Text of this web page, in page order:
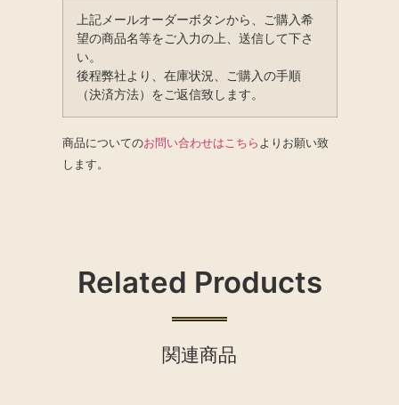
上記メールオーダーボタンから、ご購入希
望の商品名等をご入力の上、送信して下さ
い。
後程弊社より、在庫状況、ご購入の手順
（決済方法）をご返信致します。
商品についてのお問い合わせはこちら よりお願い致
します。
Related Products
関連商品